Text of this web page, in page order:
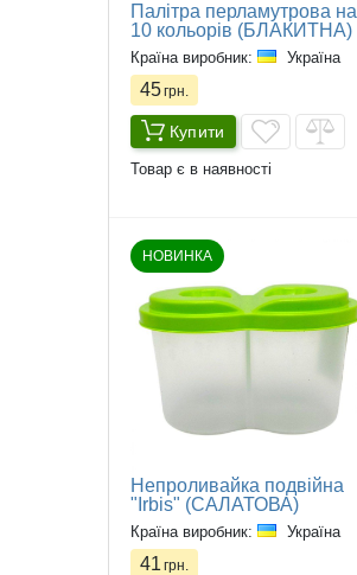
Палітра перламутрова на
10 кольорів (БЛАКИТНА)
Країна виробник: Україна
45грн.
Купити
Товар є в наявності
НОВИНКА
Непроливайка подвійна
"Irbis" (САЛАТОВА)
Країна виробник: Україна
41грн.